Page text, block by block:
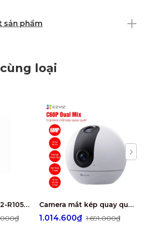
sản phẩm
loại
Camera wifi CS-CB2-R105-1K3F4GA-WH ( CB2 2K & 4G White ) Camera mắt kép quay quét 2K+ EZVIZ C60P Dual Mix
1.014.600₫1.691.000₫